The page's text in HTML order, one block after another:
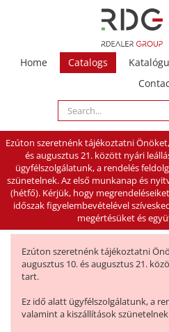
Home Catalogs
Ezúton szeretnénk tájékoztatni
és augusztus 21. között nyári
ügyfélszolgálatunk, a rendelés
szünetelnek. Az első munkanap és
(hétfő). Kérjük, hogy
időszak figyelembevételével
megértésüket és
Ezúton szeretnénk tájékoztatni
augusztus 10. és augusztus 21.
tart.
Ez idő alatt ügyfélszolgálatunk, a
valamint a kiszállítások